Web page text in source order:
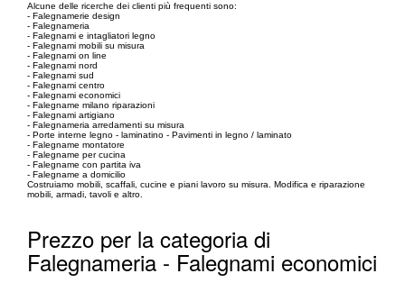
Alcune delle ricerche dei clienti più frequenti sono:
- Falegnamerie design
- Falegnameria
- Falegnami e intagliatori legno
- Falegnami mobili su misura
- Falegnami on line
- Falegnami nord
- Falegnami sud
- Falegnami centro
- Falegnami economici
- Falegname milano riparazioni
- Falegnami artigiano
- Falegnameria arredamenti su misura
- Porte interne legno - laminatino - Pavimenti in legno / laminato
- Falegname montatore
- Falegname per cucina
- Falegname con partita iva
- Falegname a domicilio
Costruiamo mobili, scaffali, cucine e piani lavoro su misura. Modifica e riparazione
mobili, armadi, tavoli e altro.
Prezzo per la categoria di
Falegnameria - Falegnami economici